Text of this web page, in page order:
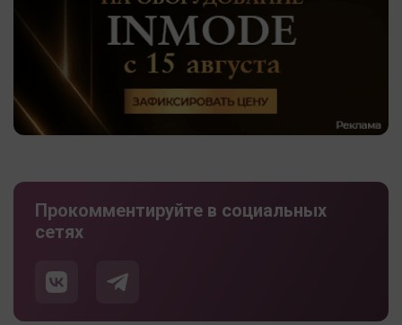
Прокомментируйте в социальных
сетях